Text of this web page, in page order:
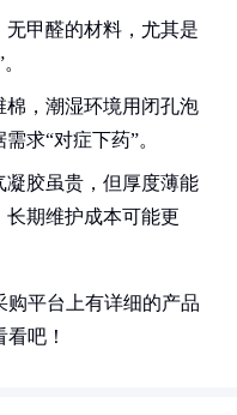
无甲醛的材料，尤其是
棉，潮湿环境用闭孔泡
求“对症下药”。
胶虽贵，但厚度薄能
期维护成本可能更
购平台上有详细的产品
吧！